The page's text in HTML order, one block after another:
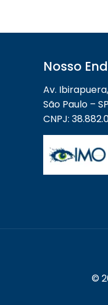
Nosso
Av.
São Paulo –
CNPJ:
©